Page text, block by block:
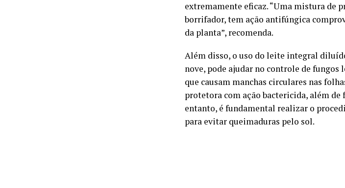
extremamente eficaz. “Uma mistura de
borrifador, tem ação antifúngica
da planta”, recomenda.
Além disso, o uso do leite integral
nove, pode ajudar no controle de fungos
que causam manchas circulares nas
protetora com ação bactericida, além
entanto, é fundamental realizar o
para evitar queimaduras pelo sol.